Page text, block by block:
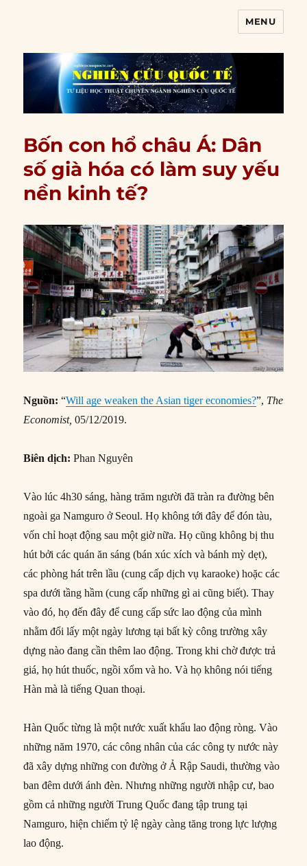
MENU
Bốn con hổ châu Á: Dân
số già hóa có làm suy yếu
nền kinh tế?
Nguồn:“Will age weaken the Asian tiger economies?”, The
Economist,05/12/2019.
Biên dịch: Phan Nguyên
Vào lúc 4h30 sáng, hàng trăm người đã tràn ra đường bên
ngoài ga Namguro ở Seoul. Họ không tới đây để đón tàu,
vốn chỉ hoạt động sau một giờ nữa. Họ cũng không bị thu
hút bởi các quán ăn sáng (bán xúc xích và bánh mỳ dẹt),
các phòng hát trên lầu (cung cấp dịch vụ karaoke) hoặc các
spa dưới tầng hầm (cung cấp những gì ai cũng biết). Thay
vào đó, họ đến đây để cung cấp sức lao động của mình
nhằm đổi lấy một ngày lương tại bất kỳ công trường xây
dựng nào đang cần thêm lao động. Trong khi chờ được trả
giá, họ hút thuốc, ngồi xổm và ho. Và họ không nói tiếng
Hàn mà là tiếng Quan thoại.
Hàn Quốc từng là một nước xuất khẩu lao động ròng. Vào
những năm 1970, các công nhân của các công ty nước này
đã xây dựng những con đường ở Ả Rập Saudi, thường vào
ban đêm dưới ánh đèn. Nhưng những người nhập cư, bao
gồm cả những người Trung Quốc đang tập trung tại
Namguro, hiện chiếm tỷ lệ ngày càng tăng trong lực lượng
lao động.